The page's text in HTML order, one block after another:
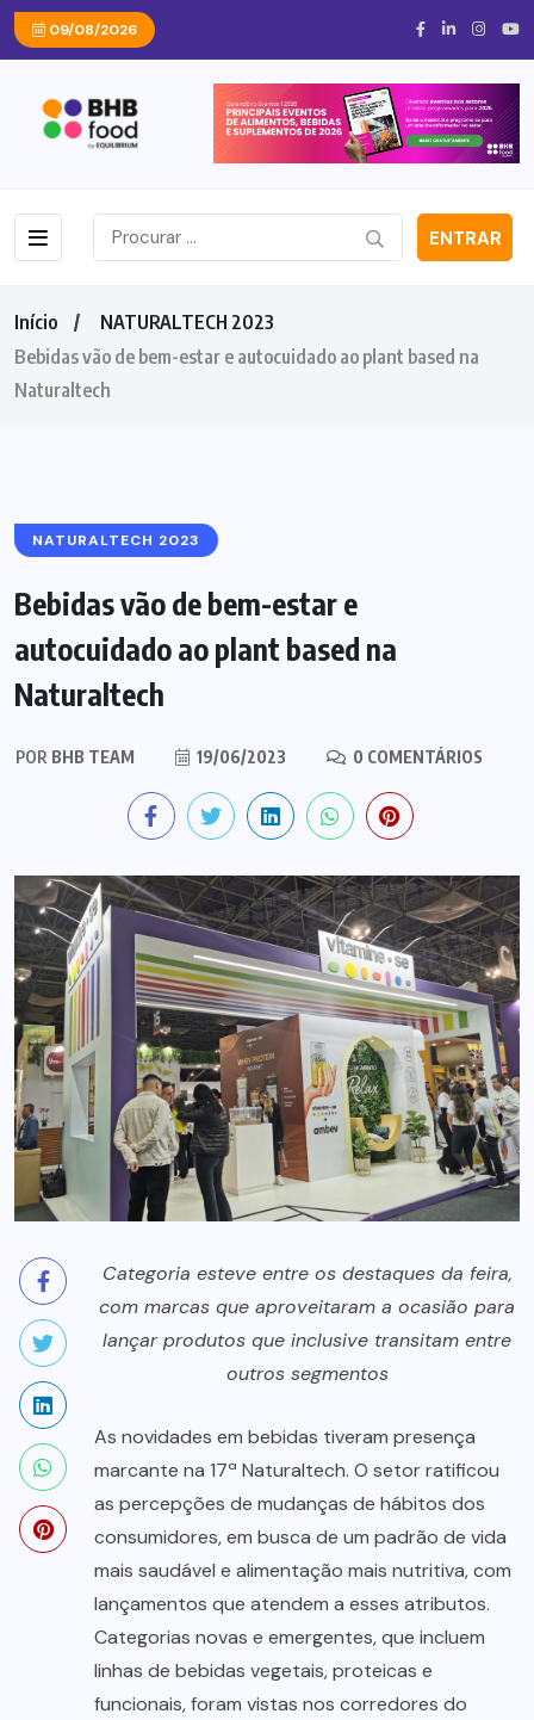
09/08/2026
ENTRAR
Início
NATURALTECH 2023
Bebidas vão de bem-estar e autocuidado ao plant based na
Naturaltech
NATURALTECH 2023
Bebidas vão de bem-estar e
autocuidado ao plant based na
Naturaltech
POR BHB TEAM 19/06/2023 0 COMENTÁRIOS
Categoria esteve entre os destaques da feira,
com marcas que aproveitaram a ocasião para
lançar produtos que inclusive transitam entre
outros segmentos
As novidades em bebidas tiveram presença
marcante na 17ª Naturaltech. O setor ratificou
as percepções de mudanças de hábitos dos
consumidores, em busca de um padrão de vida
mais saudável e alimentação mais nutritiva, com
lançamentos que atendem a esses atributos.
Categorias novas e emergentes, que incluem
linhas de bebidas vegetais, proteicas e
funcionais, foram vistas nos corredores do